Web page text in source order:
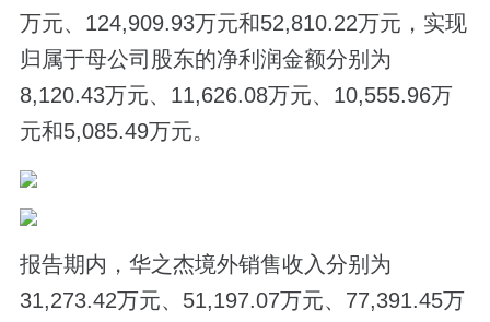
万元、124,909.93万元和52,810.22万元，实现
归属于母公司股东的净利润金额分别为
8,120.43万元、11,626.08万元、10,555.96万
元和5,085.49万元。
报告期内，华之杰境外销售收入分别为
31,273.42万元、51,197.07万元、77,391.45万